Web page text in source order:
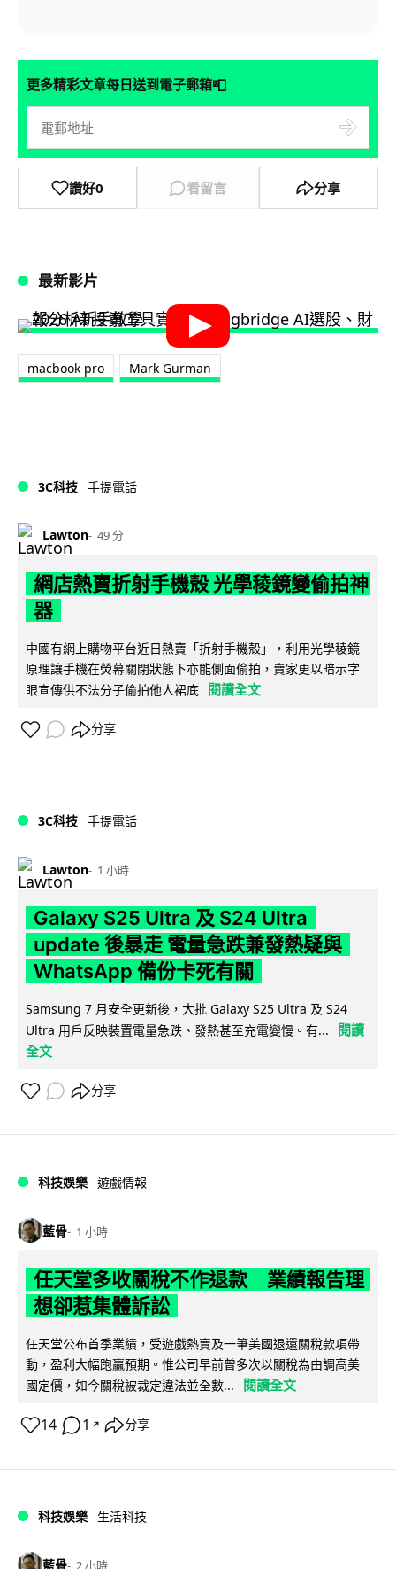
更多精彩文章每日送到電子郵箱📮
讚好0 看留言 分享
最新影片
macbook pro Mark Gurman
3C科技 手提電話
Lawton 49 分
網店熱賣折射手機殼 光學稜鏡變偷拍神
器
中國有網上購物平台近日熱賣「折射手機殼」，利用光學稜鏡
原理讓手機在熒幕關閉狀態下亦能側面偷拍，賣家更以暗示字
眼宣傳供不法分子偷拍他人裙底 閱讀全文
分享
3C科技 手提電話
Lawton 1 小時
Galaxy S25 Ultra 及 S24 Ultra
update 後暴走 電量急跌兼發熱疑與
WhatsApp 備份卡死有關
Samsung 7 月安全更新後，大批 Galaxy S25 Ultra 及 S24
Ultra 用戶反映裝置電量急跌、發熱甚至充電變慢。有...
閱讀
全文
分享
科技娛樂 遊戲情報
藍骨 1 小時
任天堂多收關稅不作退款 業績報告理
想卻惹集體訴訟
任天堂公布首季業績，受遊戲熱賣及一筆美國退還關稅款項帶
動，盈利大幅跑贏預期。惟公司早前曾多次以關稅為由調高美
國定價，如今關稅被裁定違法並全數...
閱讀全文
14 1 ↗ 分享
科技娛樂 生活科技
藍骨 2 小時